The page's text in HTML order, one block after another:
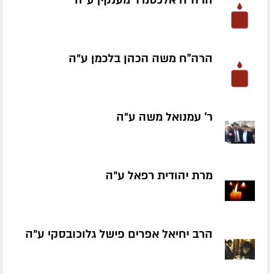
הרה"ח משה הכהן בלכמן ע״ה
ר' עמנואל משה ע״ה
מרת יהודית רפאל ע״ה
הרב יחיאל אפרים פישל גלוכובסקי ע״ה